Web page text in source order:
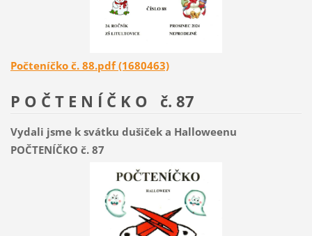
Počteníčko č. 88.pdf (1680463)
P O Č T E N Í Č K O č. 87
Vydali jsme k svátku dušiček a Halloweenu
POČTENÍČKO č. 87